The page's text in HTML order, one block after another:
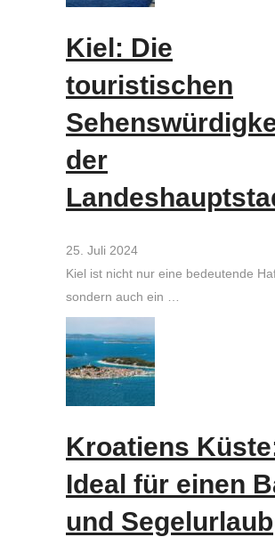
Kiel: Die
touristischen
der
25. Juli 2024
Kiel ist nicht nur eine bedeutende
sondern auch ein …
Kroatiens
Ideal für einen
und Segelurlaub